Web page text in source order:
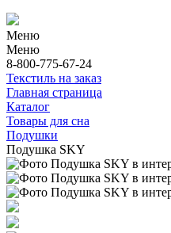
Меню
Меню
8-800-775-67-24
Текстиль на заказ
Главная страница
Каталог
Товары для сна
Подушки
Подушка SKY